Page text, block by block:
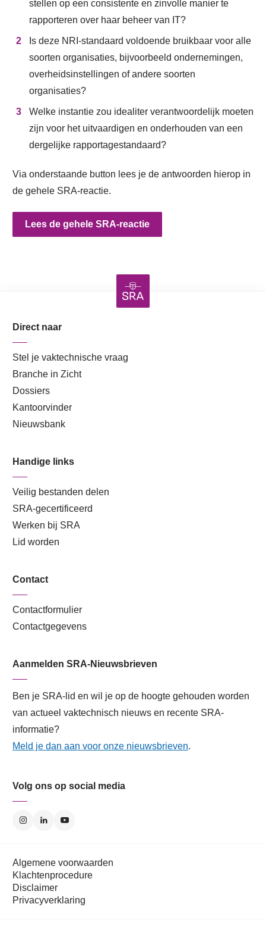
stellen op een consistente en zinvolle manier te
rapporteren over haar beheer van IT?
Is deze NRI-standaard voldoende bruikbaar voor alle
soorten organisaties, bijvoorbeeld ondernemingen,
overheidsinstellingen of andere soorten
organisaties?
Welke instantie zou idealiter verantwoordelijk moeten
zijn voor het uitvaardigen en onderhouden van een
dergelijke rapportagestandaard?
Via onderstaande button lees je de antwoorden hierop in
de gehele SRA-reactie.
Lees de gehele SRA-reactie
Direct naar
Stel je vaktechnische vraag
Branche in Zicht
Dossiers
Kantoorvinder
Nieuwsbank
Handige links
Veilig bestanden delen
SRA-gecertificeerd
Werken bij SRA
Lid worden
Contact
Contactformulier
Contactgegevens
Aanmelden SRA-Nieuwsbrieven
Ben je SRA-lid en wil je op de hoogte gehouden worden
van actueel vaktechnisch nieuws en recente SRA-
informatie?
Meld je dan aan voor onze nieuwsbrieven.
Volg ons op social media
Algemene voorwaarden
Klachtenprocedure
Disclaimer
Privacyverklaring